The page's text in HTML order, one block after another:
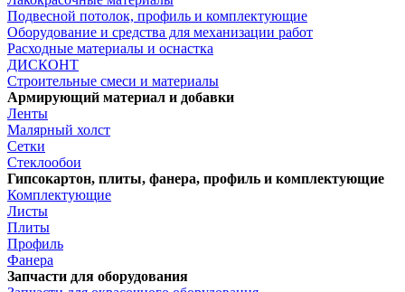
Подвесной потолок, профиль и комплектующие
Оборудование и средства для механизации работ
Расходные материалы и оснастка
ДИСКОНТ
Строительные смеси и материалы
Армирующий материал и добавки
Ленты
Малярный холст
Сетки
Стеклообои
Гипсокартон, плиты, фанера, профиль и комплектующие
Комплектующие
Листы
Плиты
Профиль
Фанера
Запчасти для оборудования